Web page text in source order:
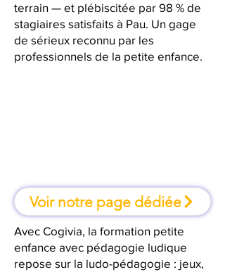
terrain — et plébiscitée par 98 % de
stagiaires satisfaits à Pau. Un gage
de sérieux reconnu par les
professionnels de la petite enfance.
Voir notre page dédiée
Avec Cogivia, la formation petite
enfance avec pédagogie ludique
repose sur la ludo-pédagogie : jeux,